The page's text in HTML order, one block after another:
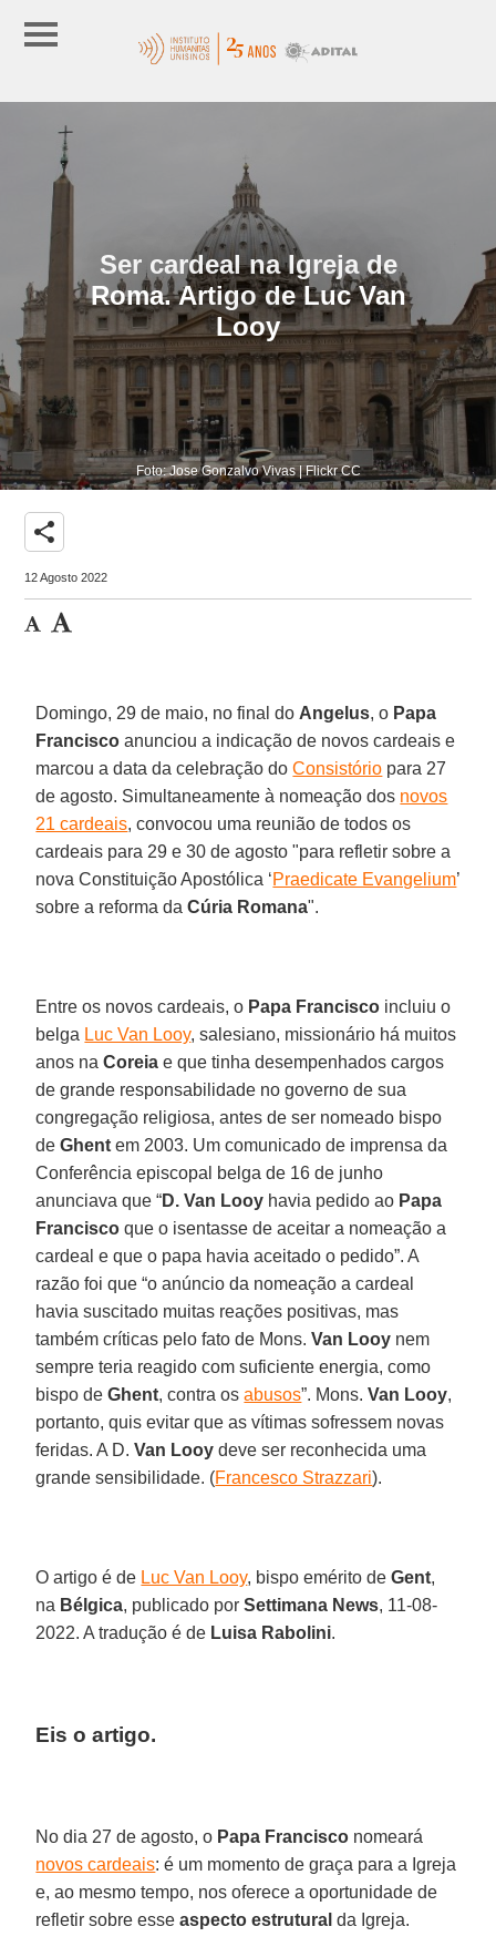
Ser cardeal na Igreja de
Roma. Artigo de Luc Van
Looy
Foto: Jose Gonzalvo Vivas | Flickr CC
share
12 Agosto 2022
Domingo, 29 de maio, no final do Angelus, o Papa
Francisco anunciou a indicação de novos cardeais e
marcou a data da celebração doConsistório para 27
de agosto. Simultaneamente à nomeação dos novos
21 cardeais, convocou uma reunião de todos os
cardeais para 29 e 30 de agosto "para refletir sobre a
nova Constituição Apostólica ‘Praedicate Evangelium’
sobre a reforma daCúria Romana".
Entre os novos cardeais, o Papa Francisco incluiu o
belga Luc Van Looy, salesiano, missionário há muitos
anos naCoreia e que tinha desempenhados cargos
de grande responsabilidade no governo de sua
congregação religiosa, antes de ser nomeado bispo
deGhent em 2003. Um comunicado de imprensa da
Conferência episcopal belga de 16 de junho
anunciava que “D. Van Looy havia pedido ao Papa
Francisco que o isentasse de aceitar a nomeação a
cardeal e que o papa havia aceitado o pedido”. A
razão foi que “o anúncio da nomeação a cardeal
havia suscitado muitas reações positivas, mas
também críticas pelo fato de Mons.Van Looy nem
sempre teria reagido com suficiente energia, como
bispo deGhent, contra osabusos”. Mons.Van Looy,
portanto, quis evitar que as vítimas sofressem novas
feridas. A D.Van Looy deve ser reconhecida uma
grande sensibilidade. (Francesco Strazzari).
O artigo é de Luc Van Looy, bispo emérito deGent,
na Bélgica, publicado porSettimana News, 11-08-
2022. A tradução é de Luisa Rabolini.
Eis o artigo.
No dia 27 de agosto, o Papa Francisco nomeará
novos cardeais: é um momento de graça para a Igreja
e, ao mesmo tempo, nos oferece a oportunidade de
refletir sobre esseaspecto estrutural da Igreja.